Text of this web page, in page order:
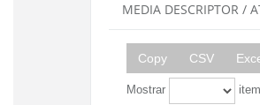
MEDIA DESCRIPTOR /
Copy CSV
Mostrar